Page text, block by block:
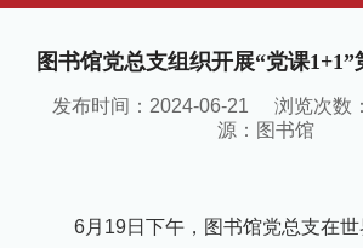
图书馆党总支组织开展“党课
发布时间：2024-06-21 浏览次数：
源：图书馆
6月19日下午，图书馆党总支在世